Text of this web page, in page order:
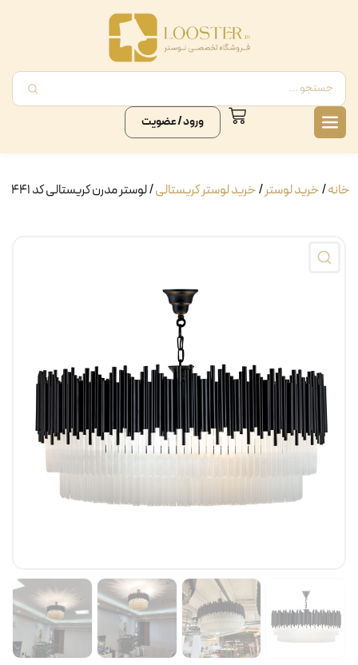
ورود / عضویت
خانه/خرید لوستر/خرید لوستر کریستالی/ لوستر مدرن کریستالی کد ۴۴۱